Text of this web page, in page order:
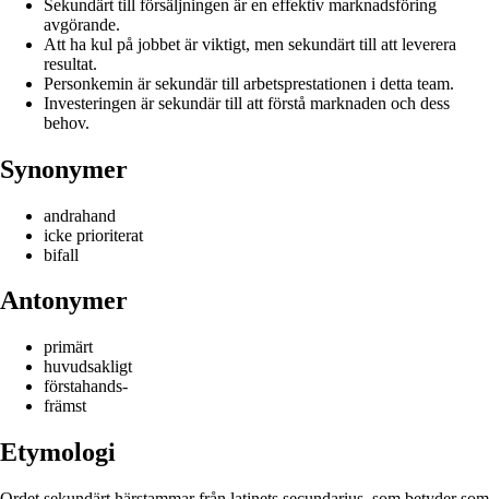
Sekundärt till försäljningen är en effektiv marknadsföring
avgörande.
Att ha kul på jobbet är viktigt, men sekundärt till att leverera
resultat.
Personkemin är sekundär till arbetsprestationen i detta team.
Investeringen är sekundär till att förstå marknaden och dess
behov.
Synonymer
andrahand
icke prioriterat
bifall
Antonymer
primärt
huvudsakligt
förstahands-
främst
Etymologi